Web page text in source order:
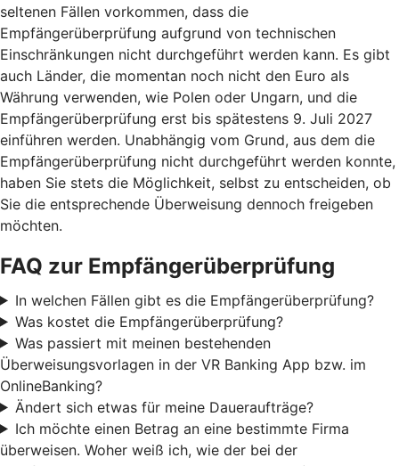
seltenen Fällen vorkommen, dass die
Empfängerüberprüfung aufgrund von technischen
Einschränkungen nicht durchgeführt werden kann. Es gibt
auch Länder, die momentan noch nicht den Euro als
Währung verwenden, wie Polen oder Ungarn, und die
Empfängerüberprüfung erst bis spätestens 9. Juli 2027
einführen werden. Unabhängig vom Grund, aus dem die
Empfängerüberprüfung nicht durchgeführt werden konnte,
haben Sie stets die Möglichkeit, selbst zu entscheiden, ob
Sie die entsprechende Überweisung dennoch freigeben
möchten.
FAQ zur Empfängerüberprüfung
In welchen Fällen gibt es die Empfängerüberprüfung?
Was kostet die Empfängerüberprüfung?
Was passiert mit meinen bestehenden
Überweisungsvorlagen in der VR Banking App bzw. im
OnlineBanking?
Ändert sich etwas für meine Daueraufträge?
Ich möchte einen Betrag an eine bestimmte Firma
überweisen. Woher weiß ich, wie der bei der